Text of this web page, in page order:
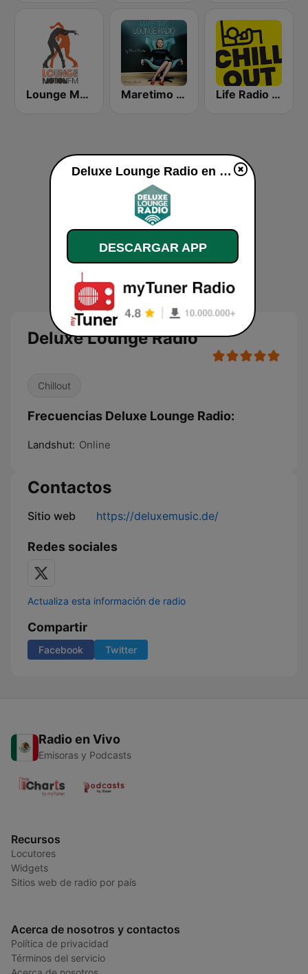
Lounge Motion FM Maretimo Lounge Radio Life Radio Chill Out
Deluxe Lounge Radio
Chillout
Frecuencias Deluxe Lounge Radio:
Landshut: Online
Contactos
Sitio web https://deluxemusic.de/
Redes sociales
Actualiza esta información de radio
Compartir
Facebook Twitter
Radio en Vivo
Emisoras y Podcasts
Recursos
Locutores
Widgets
Sitios web de radio por país
Acerca de nosotros y contactos
Política de privacidad
Términos del servicio
Deluxe Lounge Radio en vivo
DESCARGAR APP